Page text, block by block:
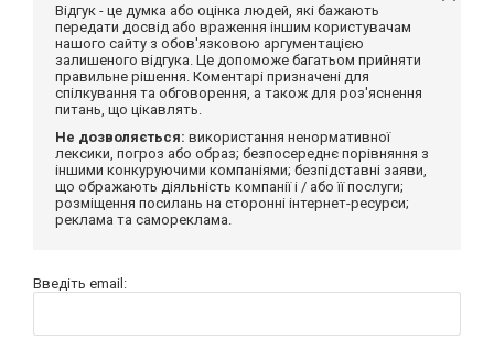
Відгук - це думка або оцінка людей, які бажають
передати досвід або враження іншим користувачам
нашого сайту з обов'язковою аргументацією
залишеного відгука. Це допоможе багатьом прийняти
правильне рішення. Коментарі призначені для
спілкування та обговорення, а також для роз'яснення
питань, що цікавлять.
Не дозволяється: використання ненормативної
лексики, погроз або образ; безпосереднє порівняння з
іншими конкуруючими компаніями; безпідставні заяви,
що ображають діяльність компанії і / або її послуги;
розміщення посилань на сторонні інтернет-ресурси;
реклама та самореклама.
Введіть email: